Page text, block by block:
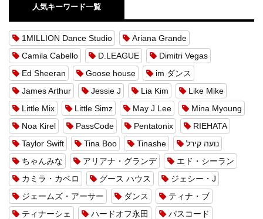
人気キーワード一覧
1MILLION Dance Studio
Ariana Grande
Camila Cabello
D.LEAGUE
Dimitri Vegas
Ed Sheeran
Goose house
im ダンス
James Arthur
Jessie J Lia Kim
Like Mike
Little Mix
Little Simz May J Lee
Mina Myoung
Noa Kirel
PassCode Pentatonix
RIEHATA
Taylor Swift
Tina Boo Tinashe
נועה קירל
ちゃんみな
アリアナ・グランデ
エド・シーラン
カミラ・カベロ
グース ハウス
ジェシー・J
ジェームズ・アーサー
ダンス
ティナ・ブ
ティナーシェ
ハードオフ永田
パスコード